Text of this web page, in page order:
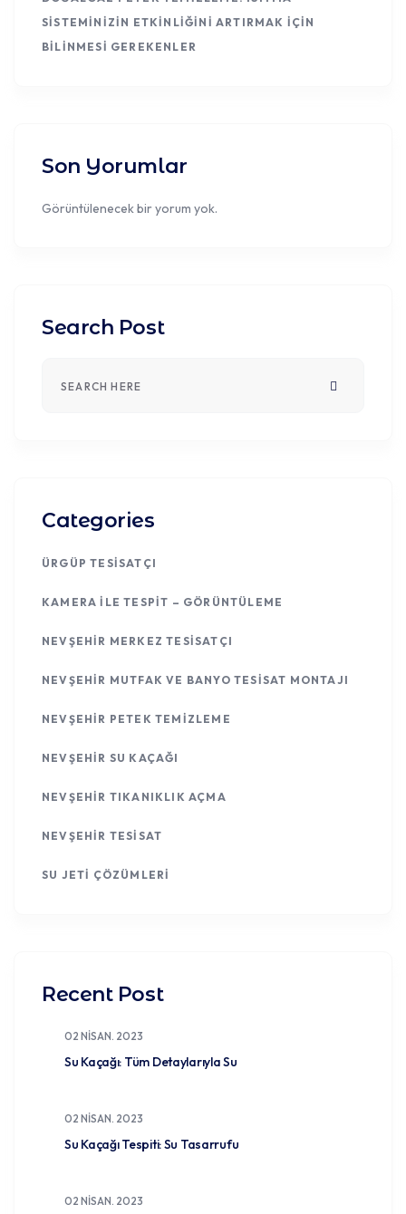
SISTEMINIZIN ETKINLIĞINI ARTIRMAK İÇIN
BILINMESI GEREKENLER
Son Yorumlar
Görüntülenecek bir yorum yok.
Search Post
Categories
ÜRGÜP TESISATÇI
KAMERA ILE TESPIT – GÖRÜNTÜLEME
NEVŞEHIR MERKEZ TESISATÇI
NEVŞEHIR MUTFAK VE BANYO TESISAT MONTAJI
NEVŞEHIR PETEK TEMIZLEME
NEVŞEHIR SU KAÇAĞI
NEVŞEHIR TIKANIKLIK AÇMA
NEVŞEHIR TESISAT
SU JETI ÇÖZÜMLERI
Recent Post
02 NISAN. 2023
Su Kaçağı: Tüm Detaylarıyla Su
02 NISAN. 2023
Su Kaçağı Tespiti: Su Tasarrufu
02 NISAN. 2023